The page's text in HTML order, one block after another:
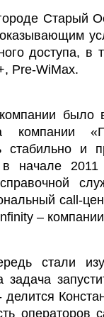
Старый
доступа, в
Pre-WiMax.
было
компании
и
в начале
call-
–
стали
операторов